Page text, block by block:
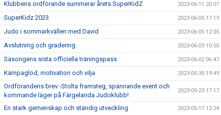
Klubbens ordförande summerar årets SuperKidZ 2023-06-11 20:07
SuperKidz 2023 2023-06-05 17:19
Judo i sommarkvällen med David 2023-06-05 12:05
Avslutning och gradering 2023-06-03 10:50
Säsongens sista officiella träningspass 2023-06-02 06:47
Kämpaglöd, motivation och vilja 2023-05-30 19:49
Ordförandens brev -Stolta framsteg, spännande event och
kommande läger på Färgelanda Judoklubb!
2023-05-23 17:17
En stark gemenskap och ständig utveckling 2023-05-17 13:24